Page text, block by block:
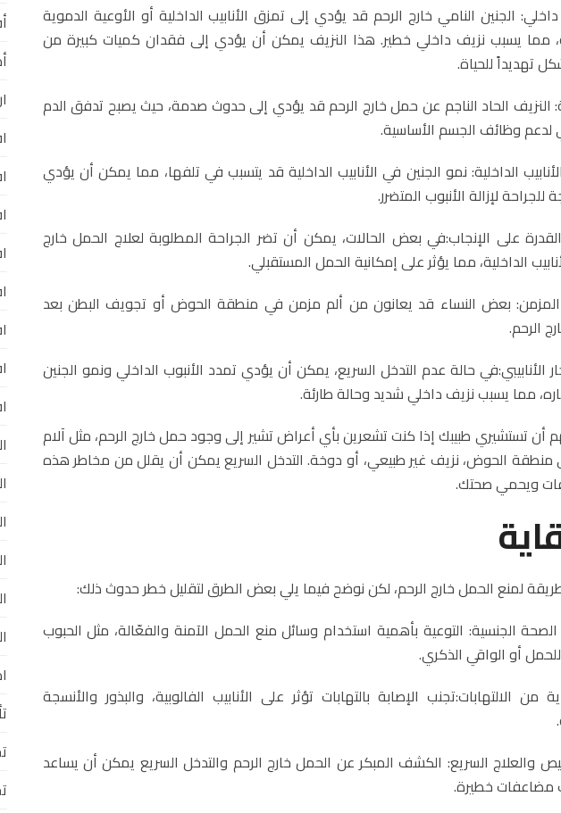
الجنين النامي خارج الرحم قد يؤدي إلى تمزق الأنابيب الداخلية أو الأوعية الدموية
مما يسبب نزيف داخلي خطير. هذا النزيف يمكن أن يؤدي إلى فقدان كميات كبيرة من
تهديداً للحياة.
النزيف الحاد الناجم عن حمل خارج الرحم قد يؤدي إلى حدوث صدمة، حيث يصبح تدفق الدم
لدعم وظائف الجسم الأساسية.
الداخلية: نمو الجنين في الأنابيب الداخلية قد يتسبب في تلفها، مما يمكن أن يؤدي
للجراحة لإزالة الأنبوب المتضرر.
على الإنجاب:في بعض الحالات، يمكن أن تضر الجراحة المطلوبة لعلاج الحمل خارج
الداخلية، مما يؤثر على إمكانية الحمل المستقبلي.
المزمن: بعض النساء قد يعانون من ألم مزمن في منطقة الحوض أو تجويف البطن بعد
الرحم.
الأنابيبي:في حالة عدم التدخل السريع، يمكن أن يؤدي تمدد الأنبوب الداخلي ونمو الجنين
مما يسبب نزيف داخلي شديد وحالة طارئة.
أن تستشيري طبيبك إذا كنت تشعرين بأي أعراض تشير إلى وجود حمل خارج الرحم، مثل آلام
الحوض، نزيف غير طبيعي، أو دوخة. التدخل السريع يمكن أن يقلل من مخاطر هذه
ويحمي صحتك.
لمنع الحمل خارج الرحم، لكن نوضح فيما يلي بعض الطرق لتقليل خطر حدوث ذلك:
الصحة الجنسية: التوعية بأهمية استخدام وسائل منع الحمل الآمنة والفعّالة، مثل الحبوب
أو الواقي الذكري.
من الالتهابات:تجنب الإصابة بالتهابات تؤثر على الأنابيب الفالوبية، والبذور والأنسجة
والعلاج السريع: الكشف المبكر عن الحمل خارج الرحم والتدخل السريع يمكن أن يساعد
مضاعفات خطيرة.